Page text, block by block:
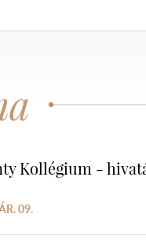
Kollégium -
09.